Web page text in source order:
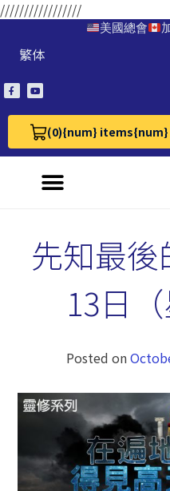
/////////////////
美國總會
繁体
(0)
View Cart 0{num} items
先知最後
13日（
Posted on